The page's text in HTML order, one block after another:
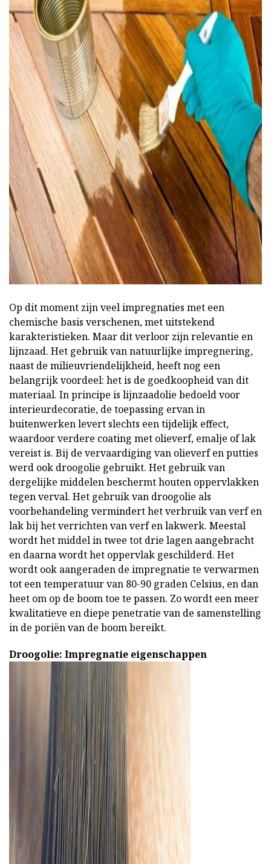
ad
Op dit moment zijn veel impregnaties met een
chemische basis verschenen, met uitstekend
karakteristieken. Maar dit verloor zijn relevantie en
lijnzaad. Het gebruik van natuurlijke impregnering,
naast de milieuvriendelijkheid, heeft nog een
belangrijk voordeel: het is de goedkoopheid van dit
materiaal. In principe is lijnzaadolie bedoeld voor
interieurdecoratie, de toepassing ervan in
buitenwerken levert slechts een tijdelijk effect,
waardoor verdere coating met olieverf, emalje of lak
vereist is. Bij de vervaardiging van olieverf en putties
werd ook droogolie gebruikt. Het gebruik van
dergelijke middelen beschermt houten oppervlakken
tegen verval. Het gebruik van droogolie als
voorbehandeling vermindert het verbruik van verf en
lak bij het verrichten van verf en lakwerk. Meestal
wordt het middel in twee tot drie lagen aangebracht
en daarna wordt het oppervlak geschilderd. Het
wordt ook aangeraden de impregnatie te verwarmen
tot een temperatuur van 80-90 graden Celsius, en dan
heet om op de boom toe te passen. Zo wordt een meer
kwalitatieve en diepe penetratie van de samenstelling
in de poriën van de boom bereikt.
Droogolie: Impregnatie eigenschappen